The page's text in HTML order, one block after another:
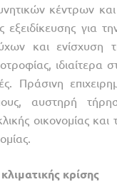
κέντρων και
για
και ενίσχυση
ιδιαίτερα
Πράσινη
αυστηρή
οικονομίας και
κρίσης